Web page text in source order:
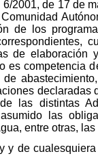
2001, de 17 de
de los
de
es competencia
las distintas
las
entre otras,
y de